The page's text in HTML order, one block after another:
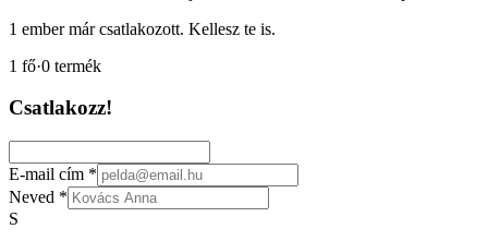
1 ember már csatlakozott. Kellesz te is.
1 fő·0 termék
Csatlakozz!
E-mail cím *
Neved *
S